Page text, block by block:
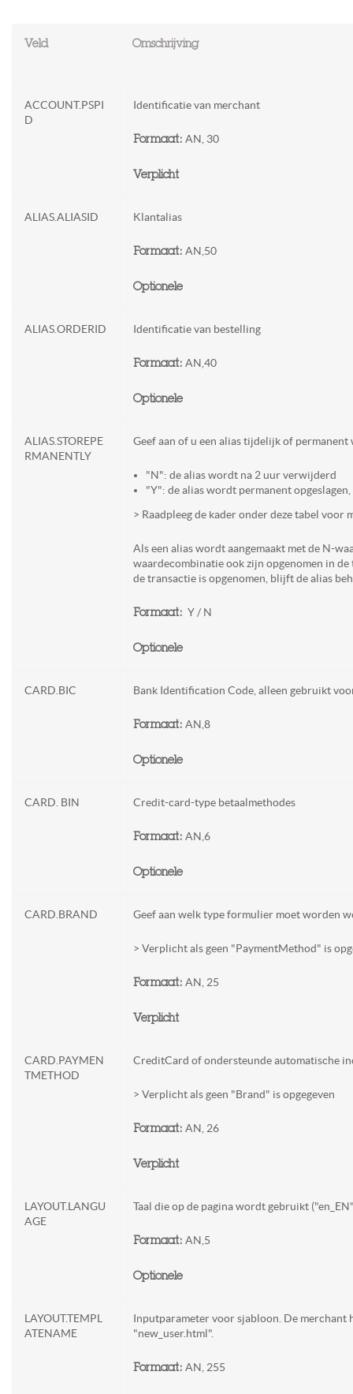
Veld Omschrijving
ACCOUNT.PSPI
D
Identificatie van merchant
Formaat: AN, 30
Verplicht
ALIAS.ALIASID Klantalias
Formaat: AN,50
Optionele
ALIAS.ORDERID Identificatie van bestelling
Formaat: AN,40
Optionele
ALIAS.STOREPE
RMANENTLY
Geef aan of u een alias tijdelijk of
"N": de alias wordt na 2 uur verwijderd
"Y": de alias wordt permanent
> Raadpleeg de kader onder deze tabel voor
Als een alias wordt aangemaakt met de N-
waardecombinatie ook zijn opgenomen in
de transactie is opgenomen, blijft de alias
Formaat: Y / N
Optionele
CARD.BIC Bank Identification Code, alleen gebruikt
Formaat: AN,8
Optionele
CARD. BIN Credit-card-type betaalmethodes
Formaat: AN,6
Optionele
CARD.BRAND Geef aan welk type formulier moet worden
> Verplicht als geen "PaymentMethod" is
Formaat: AN, 25
Verplicht
CARD.PAYMEN
TMETHOD
CreditCard of ondersteunde automatische
> Verplicht als geen "Brand" is opgegeven
Formaat: AN, 26
Verplicht
LAYOUT.LANGU
AGE
Taal die op de pagina wordt gebruikt
Formaat: AN,5
Optionele
LAYOUT.TEMPL
ATENAME
Inputparameter voor sjabloon. De merchant
"new_user.html".
Formaat: AN, 255